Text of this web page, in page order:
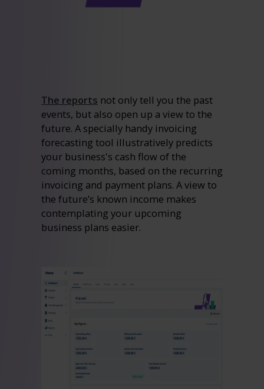
The reports not only tell you the past
events, but also open up a view to the
future. A specially handy invoicing
forecasting tool illustratively predicts
your business's cash flow of the
coming months, based on the recurring
invoicing and payment plans. A view to
the future’s known income makes
contemplating your upcoming
business plans easier.